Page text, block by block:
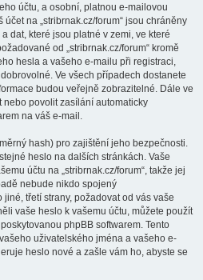
účtu, a osobní, platnou e-mailovou
na „stribrnak.cz/forum“ jsou chráněny
dat, které jsou platné v zemi, ve které
od „stribrnak.cz/forum“ kromě
hesla a vašeho e-mailu při registraci,
Ve všech případech dostanete
budou veřejně zobrazitelné. Dále ve
nebo povolit zasílání automaticky
na váš e-mail.
hash) pro zajištění jeho bezpečnosti.
heslo na dalších stránkách. Vaše
účtu na „stribrnak.cz/forum“, takže jej
nebude nikdo spojený
jiné, třetí strany, požadovat od vás vaše
vaše heslo k vašemu účtu, můžete použít
phpBB softwarem. Tento
uživatelského jména a vašeho e-
heslo nové a zašle vám ho, abyste se